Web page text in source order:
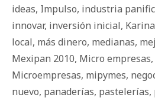
ideas, Impulso, industria
innovar, inversión inicial,
local, más dinero, medianas,
Mexipan 2010, Micro empresas,
Microempresas, mipymes,
nuevo, panaderías, pastelerías,